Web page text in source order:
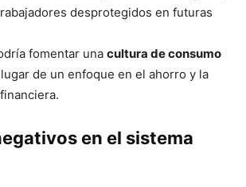
desprotegidos en futuras
fomentar una cultura de consumo
de un enfoque en el ahorro y la
en el sistema